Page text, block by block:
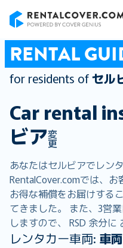
RENTAL
for residents ofセル
Car rental
ビア変
更
あなたはセルビアでレン
RentalCover.comでは、
お得な補償をお届けする
てきました。 また、3営
しますので、 RSD 余分に
レンタカー車両: 車両